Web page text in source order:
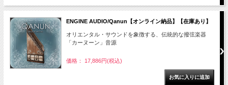
ENGINE AUDIO/Qanun【オンライン納品】【在庫あり】
オリエンタル・サウンドを象徴する、伝統的な撥弦楽器
「カーヌーン」音源
価格： 17,886円(税込)